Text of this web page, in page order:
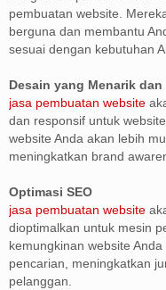
pembuatan website.
berguna dan membantu
sesuai dengan kebutuhan
Desain yang Menarik
jasa pembuatan website
dan responsif untuk
website Anda akan lebih
meningkatkan brand
Optimasi SEO
jasa pembuatan website
dioptimalkan untuk mesin
kemungkinan website
pencarian, meningkatkan
pelanggan.